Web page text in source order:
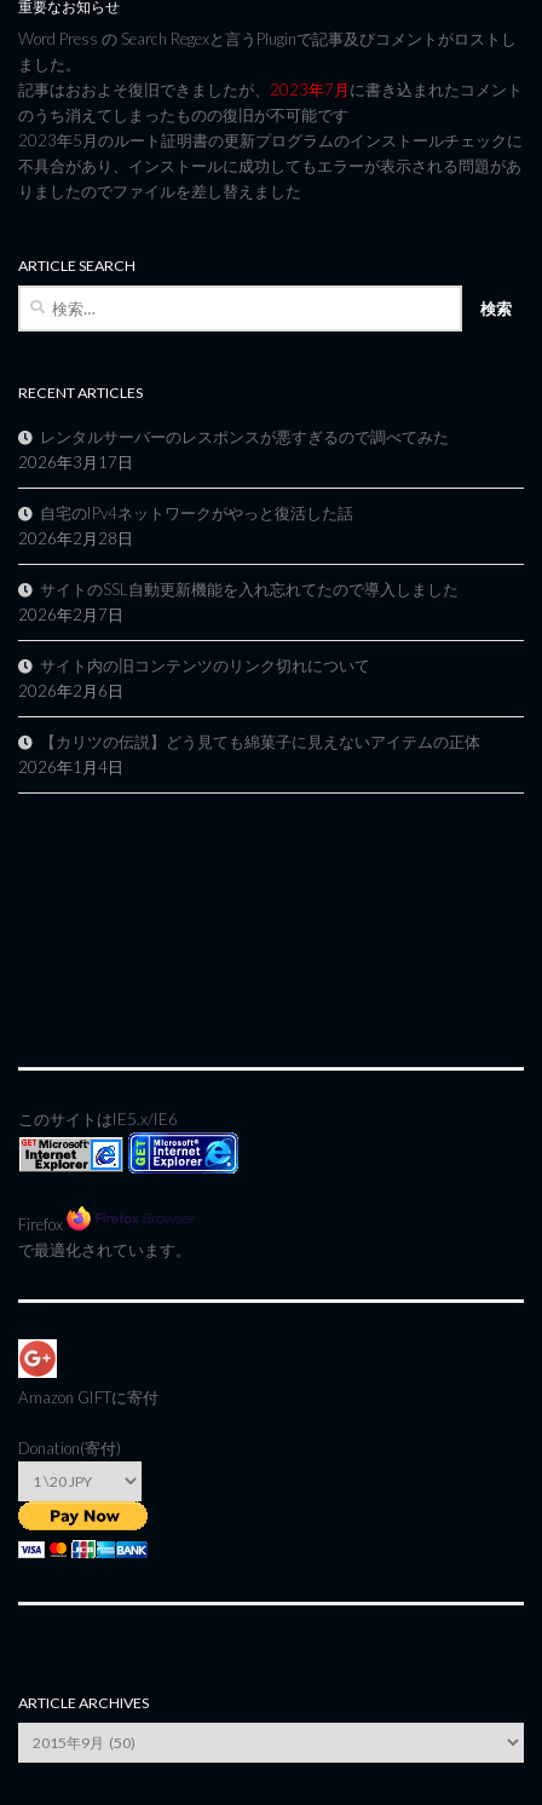
重要なお知らせ
Word Press の Search Regexと言うPluginで記事及びコメントがロストし
ました。
記事はおおよそ復旧できましたが、 2023年7月に書き込まれたコメント
のうち消えてしまったものの復旧が不可能です
2023年5月のルート証明書の更新プログラムのインストールチェックに
不具合があり、インストールに成功してもエラーが表示される問題があ
りましたのでファイルを差し替えました
ARTICLE SEARCH
RECENT ARTICLES
レンタルサーバーのレスポンスが悪すぎるので調べてみた
2026年3月17日
自宅のIPv4ネットワークがやっと復活した話
2026年2月28日
サイトのSSL自動更新機能を入れ忘れてたので導入しました
2026年2月7日
サイト内の旧コンテンツのリンク切れについて
2026年2月6日
【カリツの伝説】どう見ても綿菓子に見えないアイテムの正体
2026年1月4日
このサイトはIE5.x/IE6
Firefox
で最適化されています。
Amazon GIFTに寄付
Donation(寄付)
ARTICLE ARCHIVES
Archives